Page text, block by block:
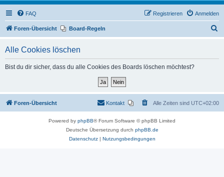
FAQ Anmelden
Registrieren
Foren-Übersicht Board-Regeln
Alle Cookies löschen
Bist du dir sicher, dass du alle Cookies des Boards löschen möchtest?
Foren-Übersicht Alle Zeiten sind UTC+02:00
Kontakt
Powered by phpBB® Forum Software © phpBB Limited
Deutsche Übersetzung durch phpBB.de
Datenschutz| Nutzungsbedingungen